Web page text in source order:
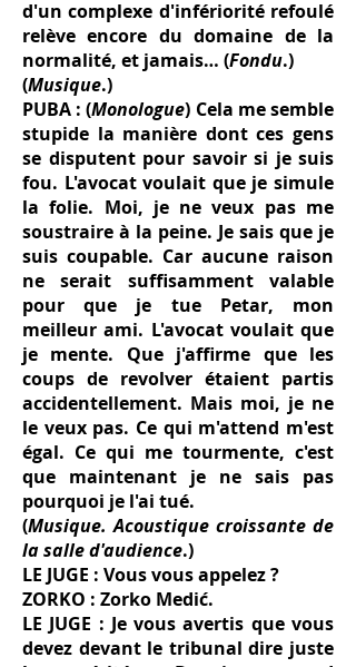
d'un complexe d'infériorité refoulé
relève encore du domaine de la
normalité, et jamais… (Fondu.)
(Musique.)
PUBA : (Monologue) Cela me semble
stupide la manière dont ces gens
se disputent pour savoir si je suis
fou. L'avocat voulait que je simule
la folie. Moi, je ne veux pas me
soustraire à la peine. Je sais que je
suis coupable. Car aucune raison
ne serait suffisamment valable
pour que je tue Petar, mon
meilleur ami. L'avocat voulait que
je mente. Que j'affirme que les
coups de revolver étaient partis
accidentellement. Mais moi, je ne
le veux pas. Ce qui m'attend m'est
égal. Ce qui me tourmente, c'est
que maintenant je ne sais pas
pourquoi je l'ai tué.
(Musique. Acoustique croissante de
la salle d'audience.)
LE JUGE : Vous vous appelez ?
ZORKO : Zorko Medić.
LE JUGE : Je vous avertis que vous
devez devant le tribunal dire juste